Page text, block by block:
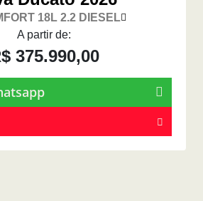
18L 2.2 DIESEL
A partir de:
375.990,00